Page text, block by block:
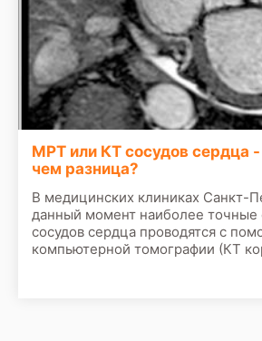
МРТ или КТ сосудов сердца
чем разница?
В медицинских клиниках Санкт-
данный момент наиболее точные
сосудов сердца проводятся с
компьютерной томографии (КТ
диагностических метода